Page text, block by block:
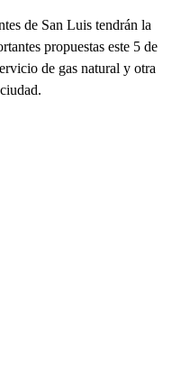
de San Luis tendrán la
propuestas este 5 de
de gas natural y otra